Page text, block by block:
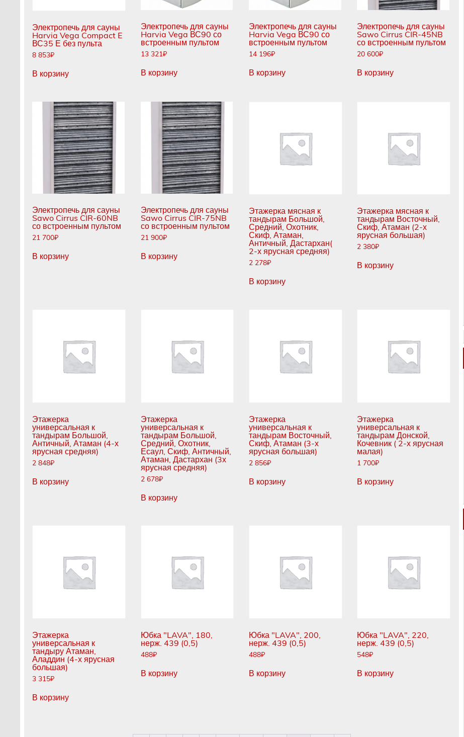
Электропечь для сауны
Harvia Vega Compact E
ВС35 Е без пульта
8 853₽
В корзину
Электропечь для сауны
Harvia Vega ВС90 со
встроенным пультом
13 321₽
В корзину
Электропечь для сауны
Harvia Vega ВС90 со
встроенным пультом
14 196₽
В корзину
Электропечь для сауны
Sawo Cirrus CIR-45NB
со встроенным пультом
20 600₽
В корзину
Электропечь для сауны
Sawo Cirrus CIR-60NB
со встроенным пультом
21 700₽
В корзину
Электропечь для сауны
Sawo Cirrus CIR-75NB
со встроенным пультом
21 900₽
В корзину
Этажерка мясная к
тандырам Большой,
Средний, Охотник,
Скиф, Атаман,
Античный, Дастархан(
2-х ярусная средняя)
2 278₽
В корзину
Этажерка мясная к
тандырам Восточный,
Скиф, Атаман (2-х
ярусная большая)
2 380₽
В корзину
Этажерка
универсальная к
тандырам Большой,
Античный, Атаман (4-х
ярусная средняя)
2 848₽
В корзину
Этажерка
универсальная к
тандырам Большой,
Средний, Охотник,
Есаул, Скиф, Античный,
Атаман, Дастархан (3х
ярусная средняя)
2 678₽
В корзину
Этажерка
универсальная к
тандырам Восточный,
Скиф, Атаман (3-х
ярусная большая)
2 856₽
В корзину
Этажерка
универсальная к
тандырам Донской,
Кочевник ( 2-х ярусная
малая)
1 700₽
В корзину
Этажерка
универсальная к
тандыру Атаман,
Аладдин (4-х ярусная
большая)
3 315₽
В корзину
Юбка "LAVA", 180,
нерж. 439 (0,5)
488₽
В корзину
Юбка "LAVA", 200,
нерж. 439 (0,5)
488₽
В корзину
Юбка "LAVA", 220,
нерж. 439 (0,5)
548₽
В корзину